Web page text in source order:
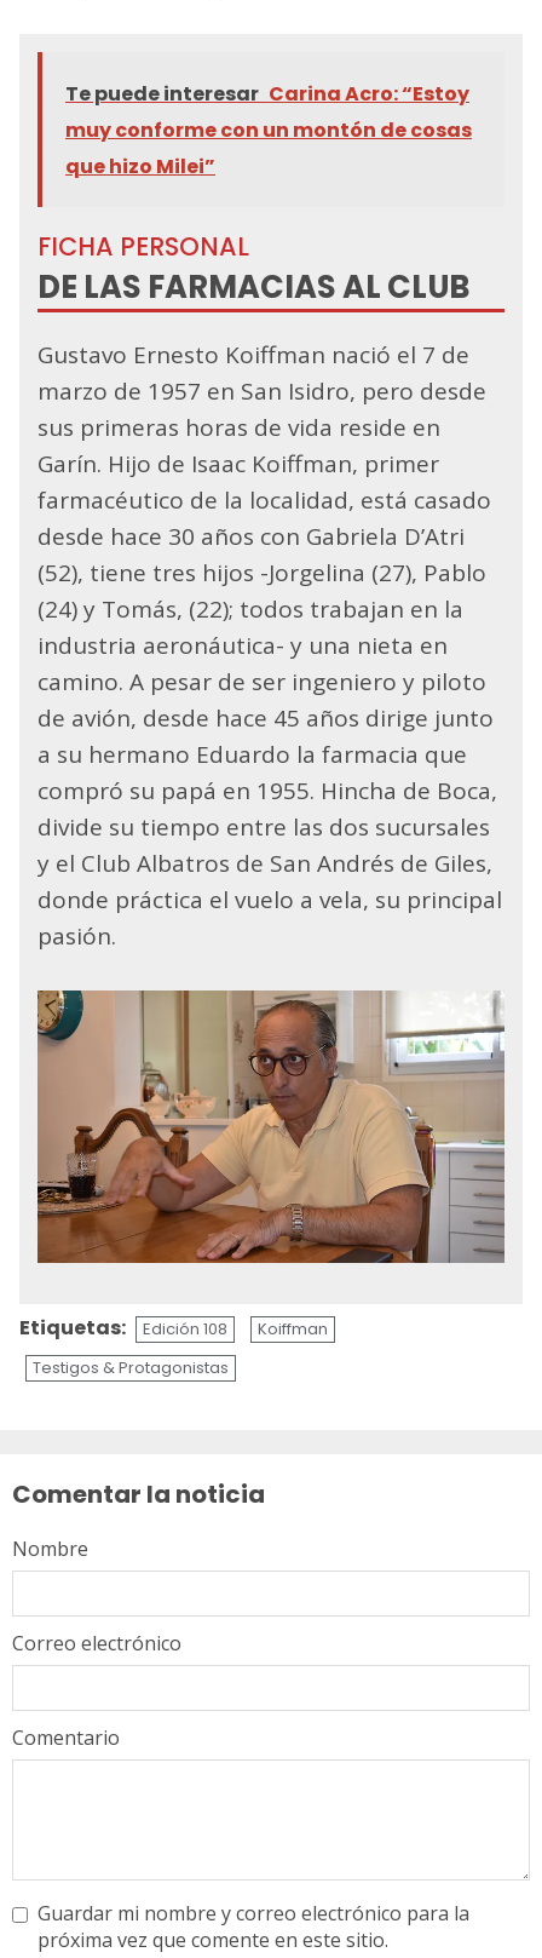
Te puede interesar Carina Acro: “Estoy
muy conforme con un montón de cosas
que hizo Milei”
FICHA PERSONAL
DE LAS FARMACIAS AL CLUB
Gustavo Ernesto Koiffman nació el 7 de
marzo de 1957 en San Isidro, pero desde
sus primeras horas de vida reside en
Garín. Hijo de Isaac Koiffman, primer
farmacéutico de la localidad, está casado
desde hace 30 años con Gabriela D’Atri
(52), tiene tres hijos -Jorgelina (27), Pablo
(24) y Tomás, (22); todos trabajan en la
industria aeronáutica- y una nieta en
camino. A pesar de ser ingeniero y piloto
de avión, desde hace 45 años dirige junto
a su hermano Eduardo la farmacia que
compró su papá en 1955. Hincha de Boca,
divide su tiempo entre las dos sucursales
y el Club Albatros de San Andrés de Giles,
donde práctica el vuelo a vela, su principal
pasión.
Etiquetas: Edición 108
Koiffman
Testigos & Protagonistas
Comentar la noticia
Comentario
Nombre
Correo electrónico
Guardar mi nombre y correo electrónico para la
próxima vez que comente en este sitio.